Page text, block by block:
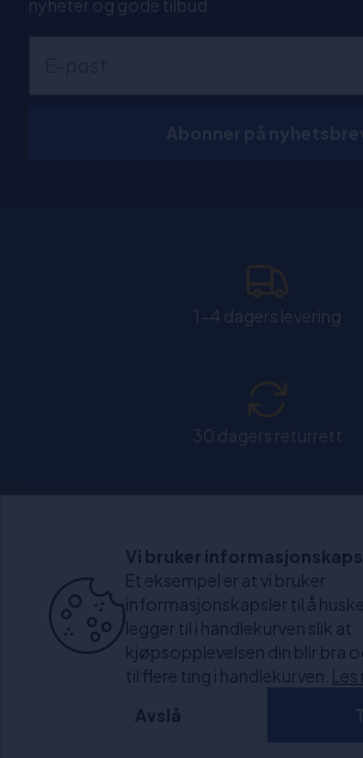
nyheter og gode tilbud
Chat: Åpen alle hverdager fra kl.
+1000 anmeldelser
Vi bruker
Et eksempel er at vi bruker
informasjonskapsler til å
legger til i handlekurven slik at
kjøpsopplevelsen din blir bra
til flere ting i handlekurven. Les
Avslå